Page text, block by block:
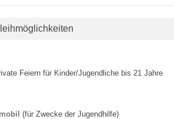
Feiern für Kinder/Jugendliche bis 21 Jahre
(für Zwecke der Jugendhilfe)